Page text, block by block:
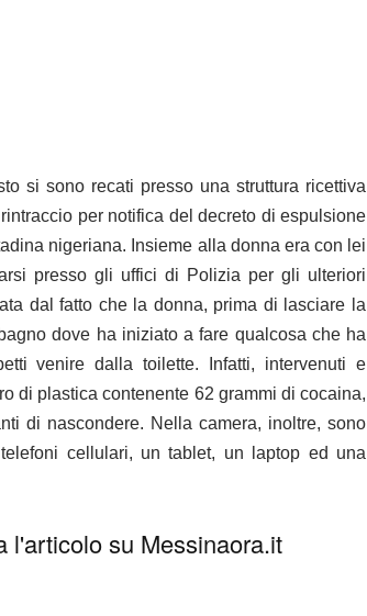
si sono recati presso una struttura ricettiva
per notifica del decreto di espulsione
nigeriana. Insieme alla donna era con lei
presso gli uffici di Polizia per gli ulteriori
dal fatto che la donna, prima di lasciare la
dove ha iniziato a fare qualcosa che ha
venire dalla toilette. Infatti, intervenuti e
di plastica contenente 62 grammi di cocaina,
di nascondere. Nella camera, inoltre, sono
cellulari, un tablet, un laptop ed una
l'articolo su Messinaora.it